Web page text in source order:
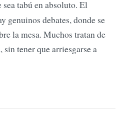
tabú en absoluto. El
genuinos debates, donde se
la mesa. Muchos tratan de
tener que arriesgarse a